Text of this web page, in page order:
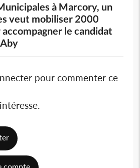
à Marcory, un
veut mobiliser 2000
le candidat
pour commenter ce